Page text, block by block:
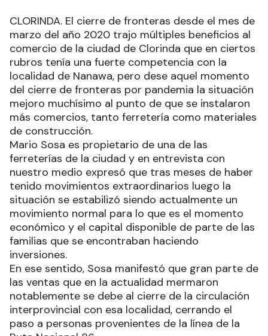
CLORINDA. El cierre de fronteras desde el mes de
marzo del año 2020 trajo múltiples beneficios al
comercio de la ciudad de Clorinda que en ciertos
rubros tenía una fuerte competencia con la
localidad de Nanawa, pero dese aquel momento
del cierre de fronteras por pandemia la situación
mejoro muchísimo al punto de que se instalaron
más comercios, tanto ferretería como materiales
de construcción.
Mario Sosa es propietario de una de las
ferreterías de la ciudad y en entrevista con
nuestro medio expresó que tras meses de haber
tenido movimientos extraordinarios luego la
situación se estabilizó siendo actualmente un
movimiento normal para lo que es el momento
económico y el capital disponible de parte de las
familias que se encontraban haciendo
inversiones.
En ese sentido, Sosa manifestó que gran parte de
las ventas que en la actualidad mermaron
notablemente se debe al cierre de la circulación
interprovincial con esa localidad, cerrando el
paso a personas provenientes de la línea de la